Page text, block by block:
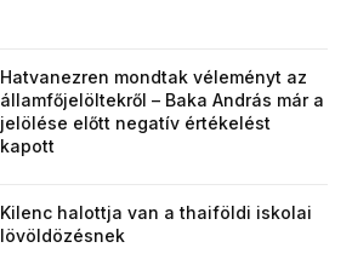
Hatvanezren mondtak véleményt az
államfőjelöltekről – Baka András már a
jelölése előtt negatív értékelést
kapott
Kilenc halottja van a thaiföldi iskolai
lövöldözésnek